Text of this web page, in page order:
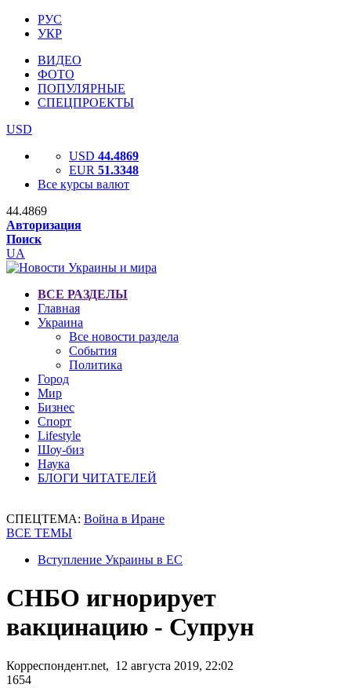
РУС
УКР
ВИДЕО
ФОТО
ПОПУЛЯРНЫЕ
СПЕЦПРОЕКТЫ
USD
USD 44.4869
EUR 51.3348
Все курсы валют
44.4869
Авторизация
Поиск
UA
ВСЕ РАЗДЕЛЫ
Главная
Украина
Все новости раздела
События
Политика
Город
Мир
Бизнес
Спорт
Lifestyle
Шоу-биз
Наука
БЛОГИ ЧИТАТЕЛЕЙ
СПЕЦТЕМА: Война в Иране
ВСЕ ТЕМЫ
Вступление Украины в ЕС
СНБО игнорирует
вакцинацию - Супрун
Корреспондент.net, 12 августа 2019, 22:02
1654